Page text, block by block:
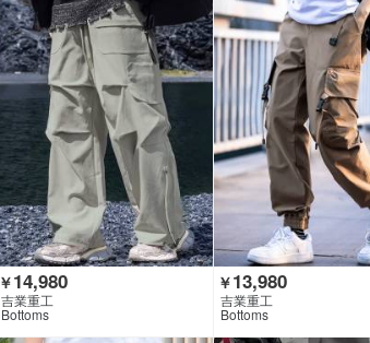
￥14,980
吉業重工
Bottoms
￥13,980
吉業重工
Bottoms